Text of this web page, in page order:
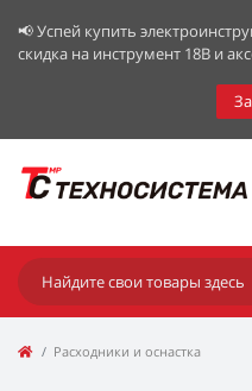
📢 Успей купить
скидка на инструмент 18В и
Расходники и оснастка